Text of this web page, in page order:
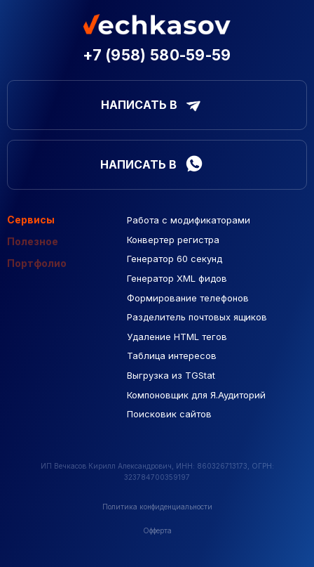
+7 (958) 580-59-59
НАПИСАТЬ В
НАПИСАТЬ В
Сервисы
Полезное
Портфолио
Работа с модификаторами
Конвертер регистра
Генератор 60 секунд
Генератор XML фидов
Формирование телефонов
Разделитель почтовых ящиков
Удаление HTML тегов
Таблица интересов
Выгрузка из TGStat
Компоновщик для Я.Аудиторий
Поисковик сайтов
Подборка сайтов
Макеты Figma
База Яндекс Карты
РСЯ площадки
Созданные сайты
Контекстная реклама
ИП Вечкасов Кирилл Александрович, ИНН: 860326713173, ОГРН:
323784700359197
Политика конфиденциальности
Офферта